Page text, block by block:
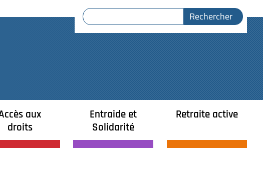
aux
droits
Entraide et
Solidarité
Retraite active